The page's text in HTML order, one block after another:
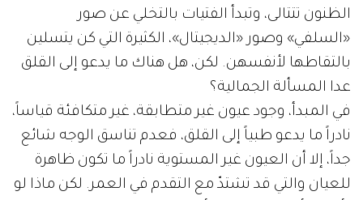
الظنون تتتالى، وتبدأ الفتيات بالتخلي عن صور
«السلفي» وصور «الديجيتال»، الكثيرة التي كن يتسلين
بالتقاطها لأنفسهن. لكن، هل هناك ما يدعو إلى القلق
عدا المسألة الجمالية؟
في المبدأ، وجود عيون غير متطابقة، غير متكافئة قياساً،
نادراً ما يدعو طبياً إلى القلق، فعدم تناسق الوجه شائع
جداً، إلا أن العيون غير المستوية نادراً ما تكون ظاهرة
للعيان والتي قد تشتدّ مع التقدم في العمر. لكن ماذا لو